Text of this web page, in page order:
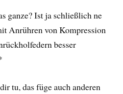
ganze? Ist ja schließlich ne
Anrühren von Kompression
besser
tu, das füge auch anderen